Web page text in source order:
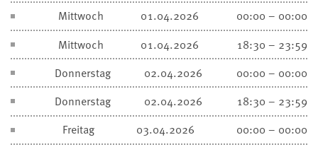
Mittwoch
01.04.2026
00:00 – 00:00
Mittwoch
01.04.2026
18:30 – 23:59
Donnerstag
02.04.2026
00:00 – 00:00
Donnerstag
02.04.2026
18:30 – 23:59
Freitag
03.04.2026
00:00 – 00:00